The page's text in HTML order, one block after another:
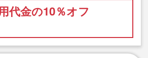
代金の10％オフ